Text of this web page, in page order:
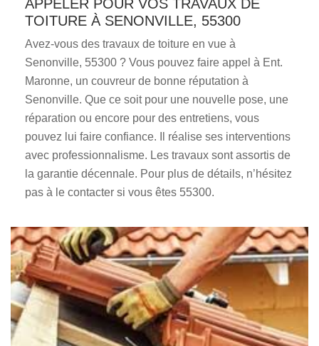
APPELER POUR VOS TRAVAUX DE
TOITURE À SENONVILLE, 55300
Avez-vous des travaux de toiture en vue à
Senonville, 55300 ? Vous pouvez faire appel à Ent.
Maronne, un couvreur de bonne réputation à
Senonville. Que ce soit pour une nouvelle pose, une
réparation ou encore pour des entretiens, vous
pouvez lui faire confiance. Il réalise ses interventions
avec professionnalisme. Les travaux sont assortis de
la garantie décennale. Pour plus de détails, n’hésitez
pas à le contacter si vous êtes 55300.